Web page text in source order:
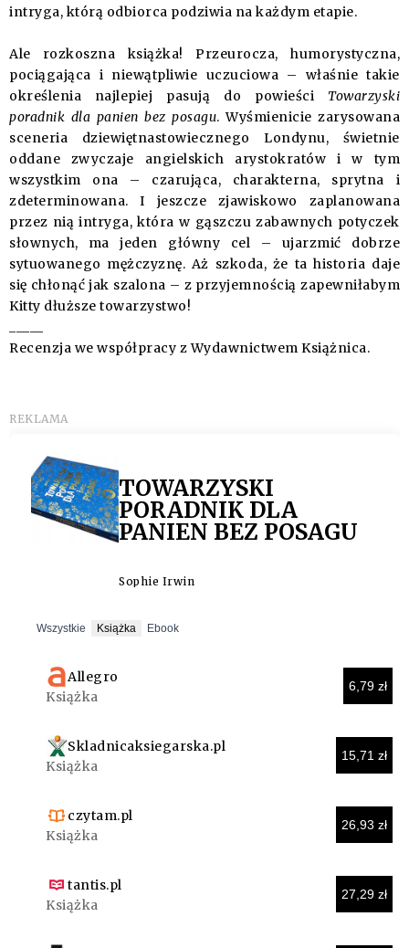
intryga, którą odbiorca podziwia na każdym etapie.
Ale rozkoszna książka! Przeurocza, humorystyczna,
pociągająca i niewątpliwie uczuciowa – właśnie takie
określenia najlepiej pasują do powieści Towarzyski
poradnik dla panien bez posagu. Wyśmienicie zarysowana
sceneria dziewiętnastowiecznego Londynu, świetnie
oddane zwyczaje angielskich arystokratów i w tym
wszystkim ona – czarująca, charakterna, sprytna i
zdeterminowana. I jeszcze zjawiskowo zaplanowana
przez nią intryga, która w gąszczu zabawnych potyczek
słownych, ma jeden główny cel – ujarzmić dobrze
sytuowanego mężczyznę. Aż szkoda, że ta historia daje
się chłonąć jak szalona – z przyjemnością zapewniłabym
Kitty dłuższe towarzystwo!
Recenzja we współpracy z Wydawnictwem Książnica.